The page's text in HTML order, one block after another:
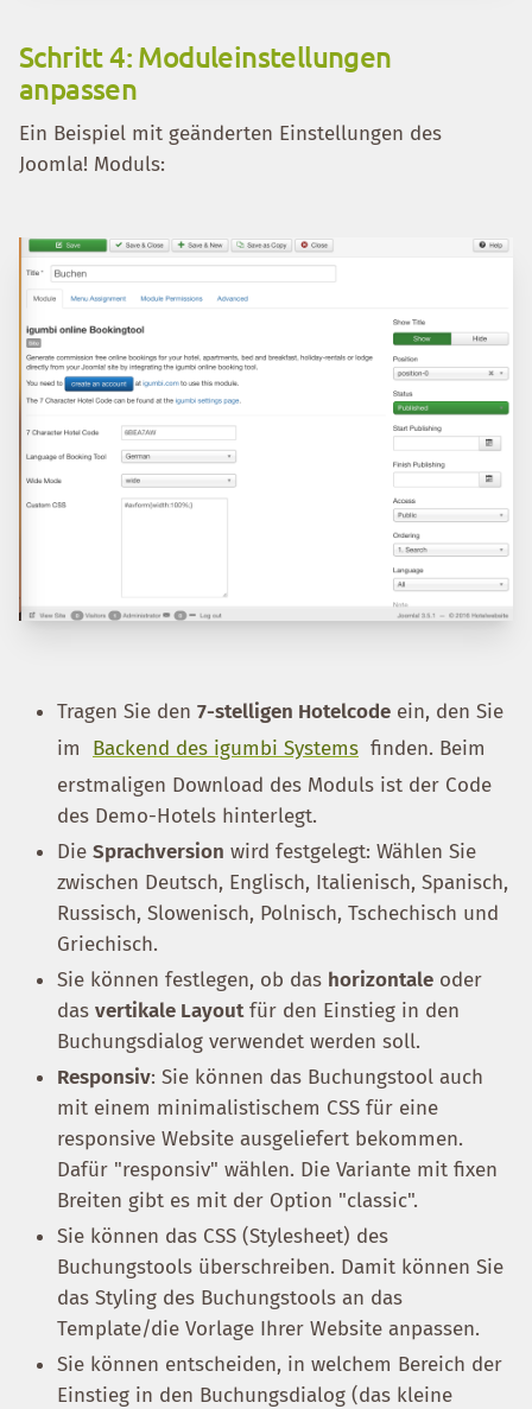
Schritt 4: Moduleinstellungen
anpassen
Ein Beispiel mit geänderten Einstellungen des
Joomla! Moduls:
Tragen Sie den 7-stelligen Hotelcode ein, den Sie
im
Backend des igumbi Systems finden. Beim
erstmaligen Download des Moduls ist der Code
des Demo-Hotels hinterlegt.
Die Sprachversion wird festgelegt: Wählen Sie
zwischen Deutsch, Englisch, Italienisch, Spanisch,
Russisch, Slowenisch, Polnisch, Tschechisch und
Griechisch.
Sie können festlegen, ob das horizontale oder
das vertikale Layoutfür den Einstieg in den
Buchungsdialog verwendet werden soll.
Responsiv: Sie können das Buchungstool auch
mit einem minimalistischem CSS für eine
responsive Website ausgeliefert bekommen.
Dafür "responsiv" wählen. Die Variante mit fixen
Breiten gibt es mit der Option "classic".
Sie können das CSS (Stylesheet) des
Buchungstools überschreiben. Damit können Sie
das Styling des Buchungstools an das
Template/die Vorlage Ihrer Website anpassen.
Sie können entscheiden, in welchem Bereich der
Einstieg in den Buchungsdialog (das kleine